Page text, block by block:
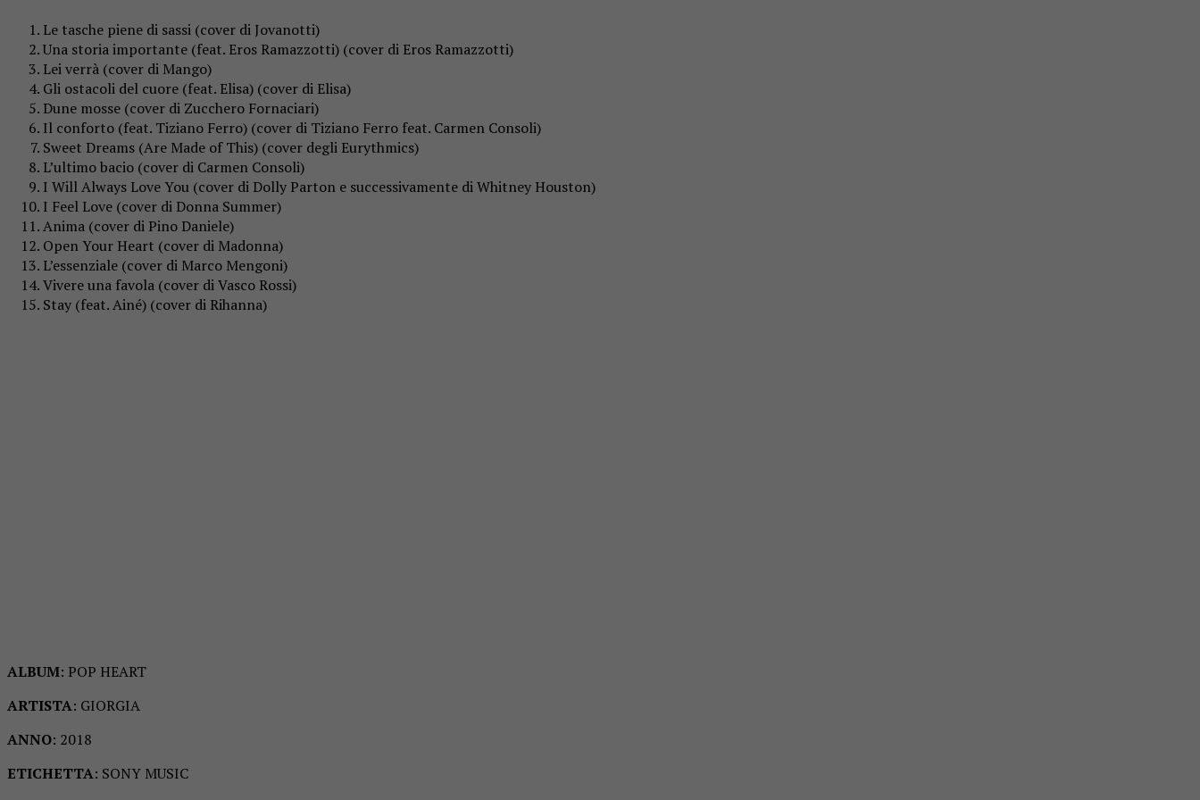
Le tasche piene di sassi (cover di Jovanotti)
Una storia importante (feat. Eros Ramazzotti) (cover di Eros Ramazzotti)
Lei verrà (cover di Mango)
Gli ostacoli del cuore (feat. Elisa) (cover di Elisa)
Dune mosse (cover di Zucchero Fornaciari)
Il conforto (feat. Tiziano Ferro) (cover di Tiziano Ferro feat. Carmen Consoli)
Sweet Dreams (Are Made of This) (cover degli Eurythmics)
L’ultimo bacio (cover di Carmen Consoli)
I Will Always Love You (cover di Dolly Parton e successivamente di Whitney Houston)
I Feel Love (cover di Donna Summer)
Anima (cover di Pino Daniele)
Open Your Heart (cover di Madonna)
L’essenziale (cover di Marco Mengoni)
Vivere una favola (cover di Vasco Rossi)
Stay (feat. Ainé) (cover di Rihanna)
ALBUM: POP HEART
ARTISTA: GIORGIA
ANNO: 2018
ETICHETTA: SONY MUSIC